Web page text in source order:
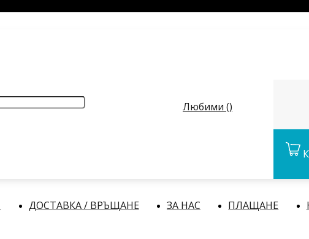
Любими ()
ДОСТАВКА / ВРЪЩАНЕ ЗА НАС ПЛАЩАНЕ